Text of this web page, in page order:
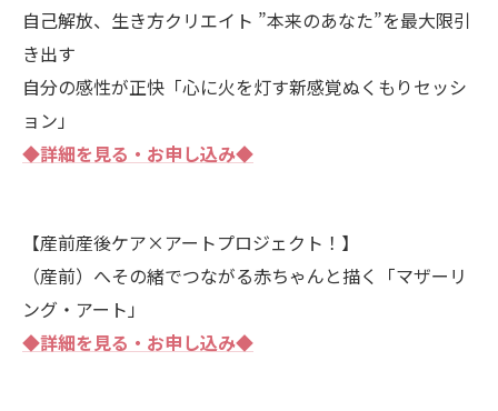
自己解放、生き方クリエイト ”本来のあなた”を最大限引
き出す
自分の感性が正快︎「心に火を灯す新感覚ぬくもりセッシ
ョン」
◆詳細を見る・お申し込み◆
【産前産後ケア×アートプロジェクト！】
（産前）へその緒でつながる赤ちゃんと描く「マザーリ
ング・アート」
◆詳細を見る・お申し込み◆